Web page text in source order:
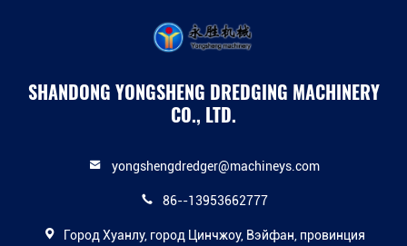
SHANDONG YONGSHENG DREDGING MACHINERY
CO., LTD.
yongshengdredger@machineys.com
86--13953662777
Город Хуанлу, город Цинчжоу, Вэйфан, провинция